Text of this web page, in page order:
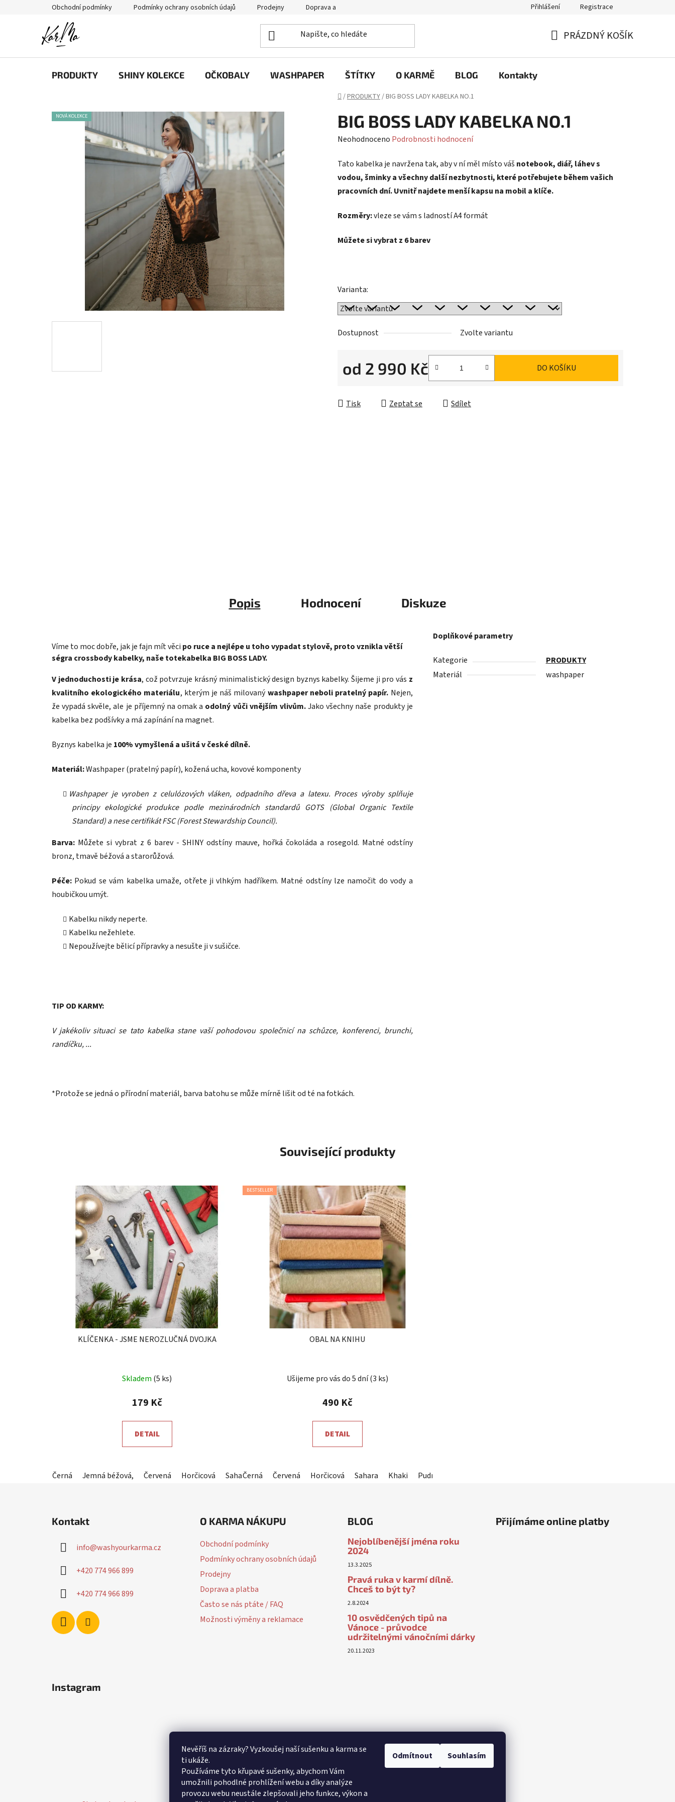
Nevěříš na zázraky? Vyzkoušej naší sušenku a karma se
ti ukáže.
Používáme tyto křupavé sušenky, abychom Vám
umožnili pohodlné prohlížení webu a díky analýze
provozu webu neustále zlepšovali jeho funkce, výkon a
Odmítnout Souhlasím
Obchodní podmínky Podmínky ochrany osobních údajů Prodejny Doprava a platba Možnosti výměny a reklamace
Přihlášení Registrace
PRÁZDNÝ KOŠÍK
PRODUKTY SHINY KOLEKCE OČKOBALY WASHPAPER ŠTÍTKY O KARMĚ BLOG Kontakty
Domů
/PRODUKTY/BIG BOSS LADY KABELKA NO.1
BIG BOSS LADY KABELKA NO.1
Průměrné
produktu
je
0,0
5
Neohodnoceno Podrobnosti hodnocení
Tato kabelka je navržena tak, aby v ní měl místo váš notebook, diář, láhev s
vodou, šminky a všechny další nezbytnosti, které potřebujete během vašich
pracovních dní. Uvnitř najdete menší kapsu na mobil a klíče.
Rozměry:vleze se vám s ladností A4 formát
Můžete si vybrat z 6 barev
Varianta:
Dostupnost Zvolte variantu
od 2 990 Kč DO KOŠÍKU
Tisk Zeptat se Sdílet
NOVÁ KOLEKCE
Popis Hodnocení Diskuze
Víme to moc dobře, jak je fajn mít věci po ruce a nejlépe u toho vypadat stylově, proto vznikla větší
ségra crossbody kabelky, naše totekabelka BIG BOSS LADY.
V jednoduchosti je krása, což potvrzuje krásný minimalistický design byznys kabelky. Šijeme ji pro vás z
kvalitního ekologického materiálu, kterým je náš milovanýwashpaper neboli pratelný papír. Nejen,
že vypadá skvěle, ale je příjemný na omak a odolný vůči vnějším vlivům.Jako všechny naše produkty je
kabelka bez podšívky a má zapínání na magnet.
Byznys kabelka je 100% vymyšlená a ušitá v české dílně.
Materiál:Washpaper (pratelný papír), kožená ucha, kovové komponenty
Washpaper je vyroben z celulózových vláken, odpadního dřeva a latexu. Proces výroby splňuje
principy ekologické produkce podle mezinárodních standardů GOTS (Global Organic Textile
Standard) a nese certifikát FSC (Forest Stewardship Council).
Barva: Můžete si vybrat z 6 barev - SHINY odstíny mauve, hořká čokoláda a rosegold. Matné odstíny
bronz, tmavě béžová a starorůžová.
Péče: Pokud se vám kabelka umaže, otřete ji vlhkým hadříkem. Matné odstíny lze namočit do vody a
houbičkou umýt.
Kabelku nikdy neperte.
Kabelku nežehlete.
Nepoužívejte bělicí přípravky a nesušte ji v sušičce.
TIP OD KARMY:
V jakékoliv situaci se tato kabelka stane vaší pohodovou společnicí na schůzce, konferenci, brunchi,
randíčku, ...
*Protože se jedná o přírodní materiál, barva batohu se může mírně lišit od té na fotkách.
Doplňkové parametry
Kategorie
PRODUKTY
Materiál
washpaper
Související produkty
KLÍČENKA - JSME NEROZLUČNÁ DVOJKA
Skladem (5 ks)
179 Kč
DETAIL
Černá Jemná béžová, Červená Horčicová Sahara Korálová Fialová Kameninová (tmavě šedá)
BESTSELLER
OBAL NA KNIHU
hodnocení
produktu
5,0
z
Ušijeme pro vás do 5 dní(3 ks)
490 Kč
DETAIL
Černá Červená Horčicová Sahara Khaki Pudrová růžová
Kontakt
info@washyourkarma.cz
+420 774 966 899
+420 774 966 899
O KARMA NÁKUPU
Obchodní podmínky
Podmínky ochrany osobních údajů
Prodejny
Doprava a platba
Často se nás ptáte / FAQ
Možnosti výměny a reklamace
BLOG
Nejoblíbenější jména roku
2024
13.3.2025
Pravá ruka v karmí dílně.
Chceš to být ty?
2.8.2024
10 osvědčených tipů na
Vánoce - průvodce
udržitelnými vánočními dárky
20.11.2023
Přijímáme online platby
Instagram